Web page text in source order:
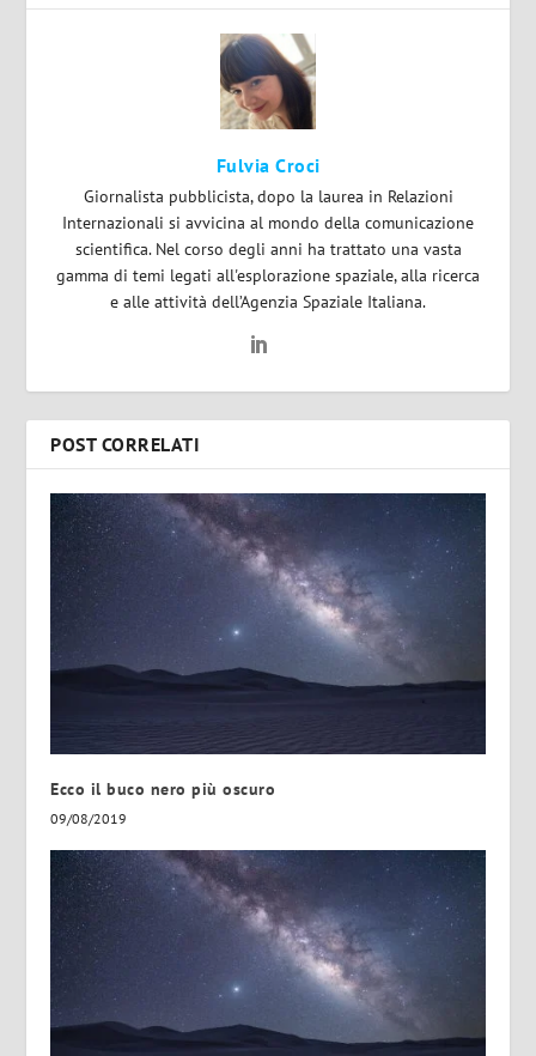
Fulvia Croci
Giornalista pubblicista, dopo la laurea in Relazioni
Internazionali si avvicina al mondo della comunicazione
scientifica. Nel corso degli anni ha trattato una vasta
gamma di temi legati all'esplorazione spaziale, alla ricerca
e alle attività dell’Agenzia Spaziale Italiana.
POST CORRELATI
Ecco il buco nero più oscuro
09/08/2019